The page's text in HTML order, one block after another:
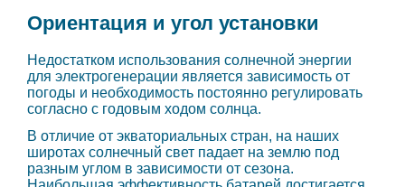
Ориентация и угол установки
Недостатком использования солнечной энергии
для электрогенерации является зависимость от
погоды и необходимость постоянно регулировать
согласно с годовым ходом солнца.
В отличие от экваториальных стран, на наших
широтах солнечный свет падает на землю под
разным углом в зависимости от сезона.